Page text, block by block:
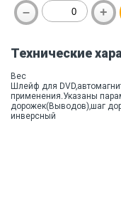
Технические
Вес
Шлейф для
применения.Указаны
дорожек(Выводов),шаг
инверсный